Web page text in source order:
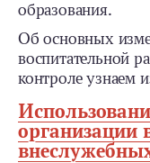
образования.
Об основных
воспитательной
контроле узнаем